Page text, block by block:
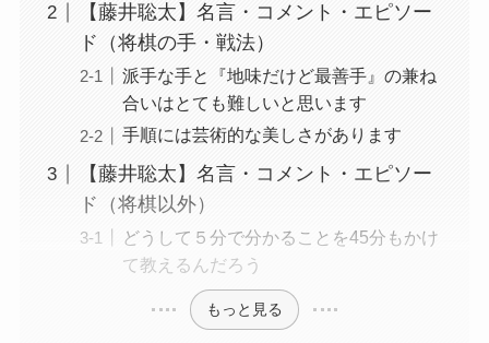
【藤井聡太】名言・コメント・エピソー
ド（将棋の手・戦法）
派手な手と『地味だけど最善手』の兼ね
合いはとても難しいと思います
手順には芸術的な美しさがあります
【藤井聡太】名言・コメント・エピソー
ド（将棋以外）
どうして５分で分かることを45分もかけ
て教えるんだろう
もっと見る